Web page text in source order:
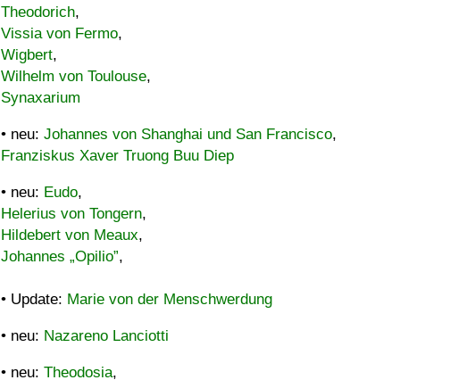
Theodorich,
Vissia von Fermo,
Wigbert,
Wilhelm von Toulouse,
Synaxarium
• neu: Johannes von Shanghai und San Francisco,
Franziskus Xaver Truong Buu Diep
• neu: Eudo,
Helerius von Tongern,
Hildebert von Meaux,
Johannes „Opilio”,
• Update: Marie von der Menschwerdung
• neu: Nazareno Lanciotti
• neu: Theodosia,